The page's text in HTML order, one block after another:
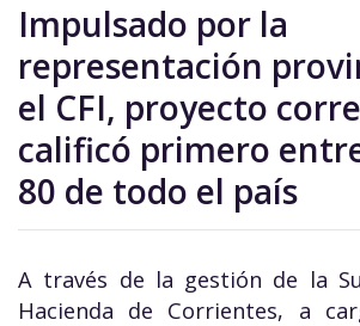
Impulsado por la
representación
el CFI, proyecto
calificó primero
80 de todo el país
A través de la gestión de la
Hacienda de Corrientes, a